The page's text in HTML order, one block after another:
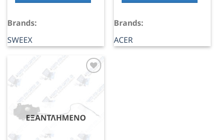
Brands:
SWEEX
Brands:
ACER
Add to
Wishlist
ΕΞΑΝΤΛΗΜΈΝΟ